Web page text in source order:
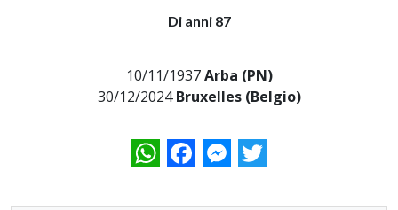
Di anni 87
10/11/1937Arba (PN)
30/12/2024Bruxelles (Belgio)
WhatsAppFacebookMessenger
Twitter